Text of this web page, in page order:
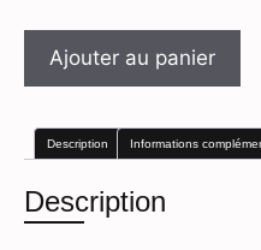
Ajouter au panier
Description Informations
Description